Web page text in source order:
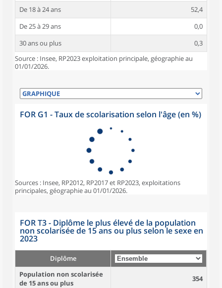
De 18 à 24 ans
52,4
De 25 à 29 ans
0,0
30 ans ou plus
0,3
Source : Insee, RP2023 exploitation principale, géographie au
01/01/2026.
FOR G1 - Taux de scolarisation selon l'âge (en %)
Sources : Insee, RP2012, RP2017 et RP2023, exploitations
principales, géographie au 01/01/2026.
FOR T3 - Diplôme le plus élevé de la population
non scolarisée de 15 ans ou plus selon le sexe en
2023
Diplôme
Population non scolarisée
de 15 ans ou plus
354